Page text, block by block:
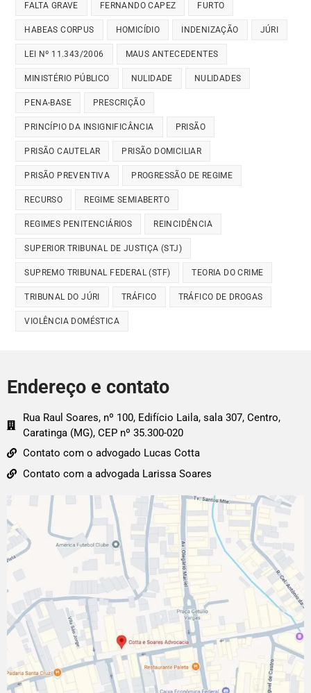
FALTA GRAVE FERNANDO CAPEZ FURTO
HABEAS CORPUS HOMICÍDIO INDENIZAÇÃO JÚRI
LEI Nº 11.343/2006 MAUS ANTECEDENTES
MINISTÉRIO PÚBLICO NULIDADE NULIDADES
PENA-BASE PRESCRIÇÃO
PRINCÍPIO DA INSIGNIFICÂNCIA PRISÃO
PRISÃO CAUTELAR PRISÃO DOMICILIAR
PRISÃO PREVENTIVA PROGRESSÃO DE REGIME
RECURSO REGIME SEMIABERTO
REGIMES PENITENCIÁRIOS REINCIDÊNCIA
SUPERIOR TRIBUNAL DE JUSTIÇA (STJ)
SUPREMO TRIBUNAL FEDERAL (STF) TEORIA DO CRIME
TRIBUNAL DO JÚRI TRÁFICO TRÁFICO DE DROGAS
VIOLÊNCIA DOMÉSTICA
Endereço e contato
Rua Raul Soares, nº 100, Edifício Laila, sala 307, Centro,
Caratinga (MG), CEP nº 35.300-020
Contato com o advogado Lucas Cotta
Contato com a advogada Larissa Soares